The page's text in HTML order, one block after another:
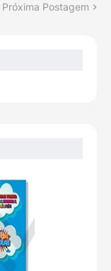
Próxima Postagem